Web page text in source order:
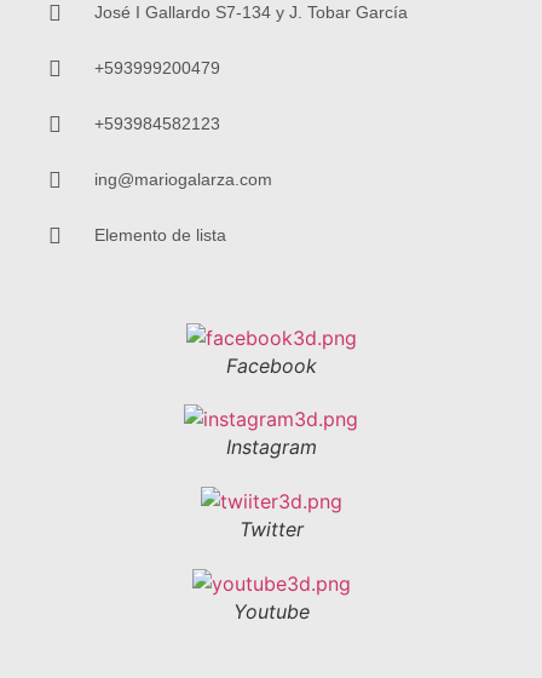
José I Gallardo S7-134 y J. Tobar García
+593999200479
+593984582123
ing@mariogalarza.com
Elemento de lista
Facebook
Instagram
Twitter
Youtube